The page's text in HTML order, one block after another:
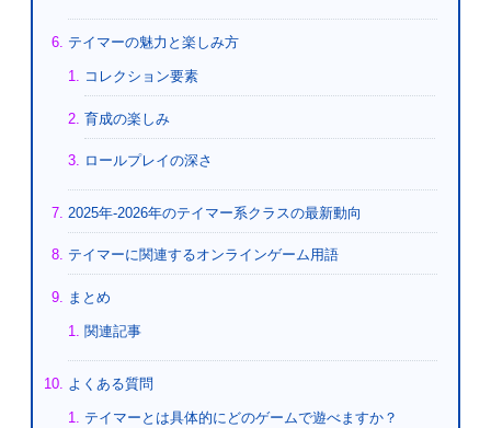
テイマーの魅力と楽しみ方
コレクション要素
育成の楽しみ
ロールプレイの深さ
2025年-2026年のテイマー系クラスの最新動向
テイマーに関連するオンラインゲーム用語
まとめ
関連記事
よくある質問
テイマーとは具体的にどのゲームで遊べますか？